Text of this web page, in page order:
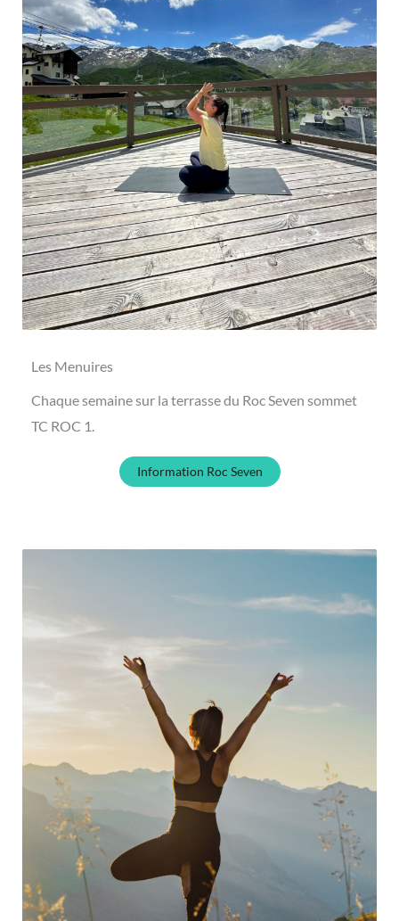
Les Menuires
Chaque semaine sur la terrasse du Roc Seven sommet
TC ROC 1.
Information Roc Seven